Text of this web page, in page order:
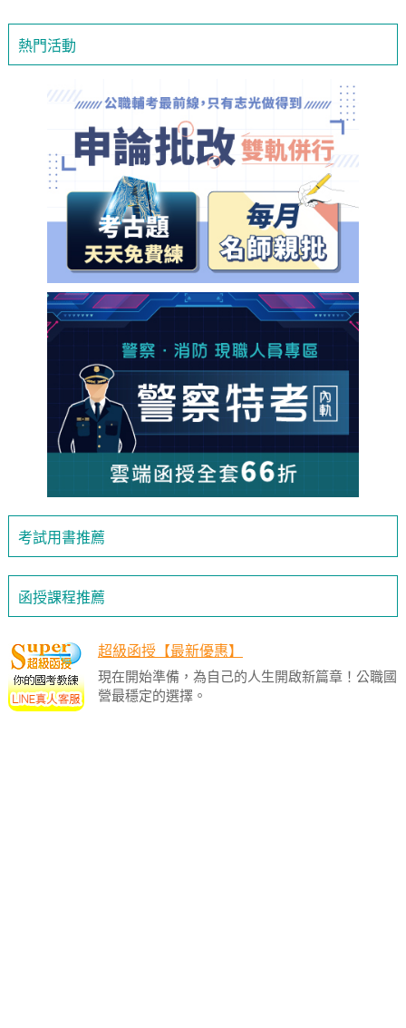
熱門活動
考試用書推薦
函授課程推薦
超級函授【最新優惠】
現在開始準備，為自己的人生開啟新篇章！公職國
營最穩定的選擇。